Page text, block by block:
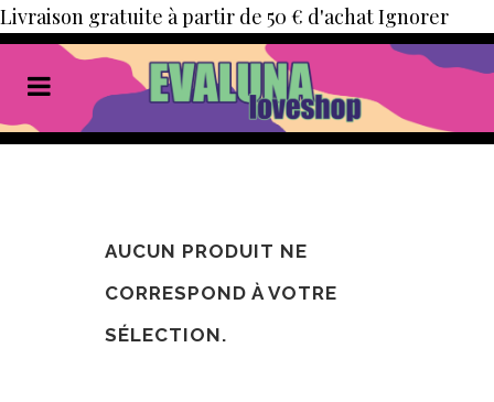
Livraison gratuite à partir de 50 € d'achatIgnorer
AUCUN PRODUIT NE
CORRESPOND À VOTRE
SÉLECTION.